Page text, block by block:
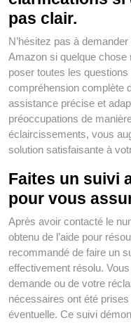
pas clair.
N’hésitez pas à
Amazon si quelque chose
poser toutes les
compréhension complète
assistance précise et
préoccupations de
éclaircissements, vous
solution satisfaisante à
Faites un suivi
pour vous
Après avoir contacté le
obtenu de l’aide pour
recommandé de faire un
effectivement résolu.
demande ou de votre
nécessaires ont été
éventuelle. Ce suivi